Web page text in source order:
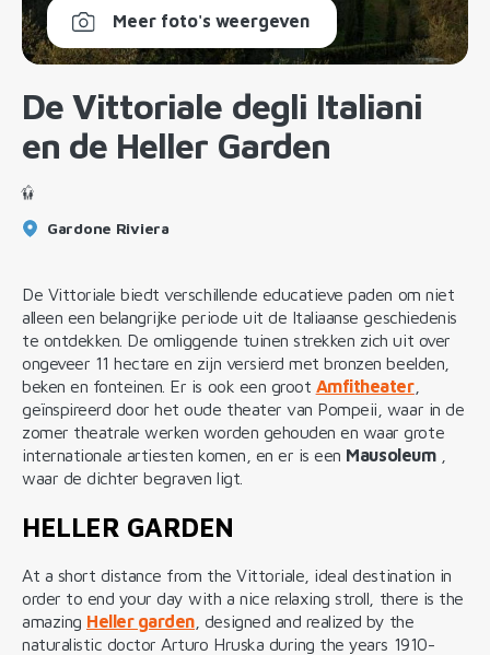
Meer foto's weergeven
De Vittoriale degli Italiani
en de Heller Garden
Gardone Riviera
De Vittoriale biedt verschillende educatieve paden om niet
alleen een belangrijke periode uit de Italiaanse geschiedenis
te ontdekken. De omliggende tuinen strekken zich uit over
ongeveer 11 hectare en zijn versierd met bronzen beelden,
beken en fonteinen. Er is ook een groot Amfitheater,
geïnspireerd door het oude theater van Pompeii, waar in de
zomer theatrale werken worden gehouden en waar grote
internationale artiesten komen, en er is een Mausoleum
waar de dichter begraven ligt.
HELLER GARDEN
At a short distance from the Vittoriale, ideal destination in
order to end your day with a nice relaxing stroll, there is the
amazing Heller garden, designed and realized by the
naturalistic doctor Arturo Hruska during the years 1910-